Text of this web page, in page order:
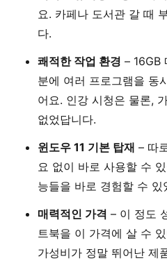
요. 카페나 도서관 갈 때
다.
쾌적한 작업 환경 – 16GB
분에 여러 프로그램을 동
어요. 인강 시청은 물론,
없었답니다.
윈도우 11 기본 탑재 – 따
요 없이 바로 사용할 수
능들을 바로 경험할 수 있
매력적인 가격 – 이 정도
트북을 이 가격에 살 수
가성비가 정말 뛰어난 제